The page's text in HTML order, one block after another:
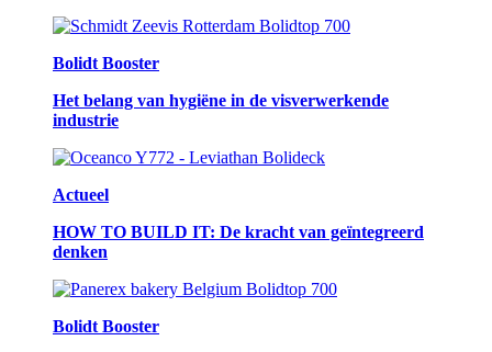
Bolidt Booster
Het belang van hygiëne in de visverwerkende
industrie
Actueel
HOW TO BUILD IT: De kracht van geïntegreerd
denken
Bolidt Booster